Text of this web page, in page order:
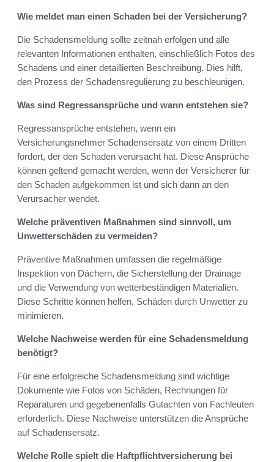
Wie meldet man einen Schaden bei der Versicherung?
Die Schadensmeldung sollte zeitnah erfolgen und alle
relevanten Informationen enthalten, einschließlich Fotos des
Schadens und einer detaillierten Beschreibung. Dies hilft,
den Prozess der Schadensregulierung zu beschleunigen.
Was sind Regressansprüche und wann entstehen sie?
Regressansprüche entstehen, wenn ein
Versicherungsnehmer Schadensersatz von einem Dritten
fordert, der den Schaden verursacht hat. Diese Ansprüche
können geltend gemacht werden, wenn der Versicherer für
den Schaden aufgekommen ist und sich dann an den
Verursacher wendet.
Welche präventiven Maßnahmen sind sinnvoll, um
Unwetterschäden zu vermeiden?
Präventive Maßnahmen umfassen die regelmäßige
Inspektion von Dächern, die Sicherstellung der Drainage
und die Verwendung von wetterbeständigen Materialien.
Diese Schritte können helfen, Schäden durch Unwetter zu
minimieren.
Welche Nachweise werden für eine Schadensmeldung
benötigt?
Für eine erfolgreiche Schadensmeldung sind wichtige
Dokumente wie Fotos von Schäden, Rechnungen für
Reparaturen und gegebenenfalls Gutachten von Fachleuten
erforderlich. Diese Nachweise unterstützen die Ansprüche
auf Schadensersatz.
Welche Rolle spielt die Haftpflichtversicherung bei